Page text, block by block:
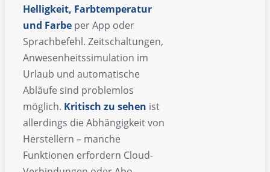
Helligkeit, Farbtemperatur
und Farbe per App oder
Sprachbefehl. Zeitschaltungen,
Anwesenheitssimulation im
Urlaub und automatische
Abläufe sind problemlos
möglich. Kritisch zu sehen ist
allerdings die Abhängigkeit von
Herstellern – manche
Funktionen erfordern Cloud-